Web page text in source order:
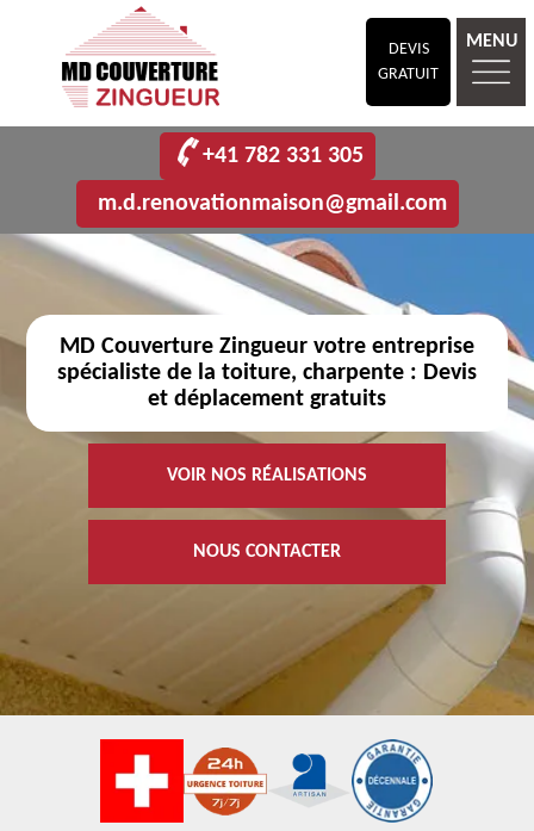
DEVIS
GRATUIT
MENU
+41 782 331 305
m.d.renovationmaison@gmail.com
MD Couverture Zingueur votre entreprise
spécialiste de la toiture, charpente : Devis
et déplacement gratuits
VOIR NOS RÉALISATIONS
NOUS CONTACTER